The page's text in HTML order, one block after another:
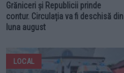
Grăniceri și Republicii prinde
contur. Circulația va fi deschisă din
luna august
LOCAL